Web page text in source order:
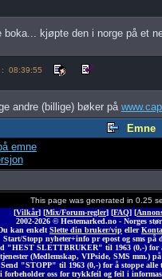
boka... kjøpte den i norge på et
: 08:39:55
andre (billige) bøker på
Emne
emne
This page was generated in 0.25
[Vilkår] [Mix/Forum-regler] [FAQ] [
2002-2026 © Hestemarked.no - Norges
kan enkelt Slette din bruker/vip eller
Start/Stopp nyheter+info pr epost og sms på
"HEST SLETTBRUKER" til 1963 (0,-) for
tjenester (Medlemskap, VIPside, SMS mm.)
Send "STOPP" til 1963 (0,-) for å stoppe alle
forbeholder oss for trykkfeil og feil i